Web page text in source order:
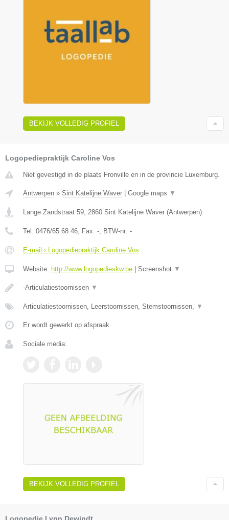
BEKIJK VOLLEDIG PROFIEL
Logopediepraktijk Caroline Vos
Niet gevestigd in de plaats Fronville en in de provincie Luxemburg.
Antwerpen » Sint Katelijne Waver Google maps ▼
Lange Zandstraat 59, 2860 Sint Katelijne Waver (Antwerpen)
Tel: 0476/65.68.46, Fax: -, BTW-nr: -
E-mail › Logopediepraktijk Caroline Vos
Website: http://www.logopedieskw.be Screenshot ▼
-Articulatiestoornissen ▼
Articulatiestoornissen, Leerstoornissen, Stemstoornissen, ▼
Er wordt gewerkt op afspraak.
Sociale media:
BEKIJK VOLLEDIG PROFIEL
Logopedie Lynn Dewindt